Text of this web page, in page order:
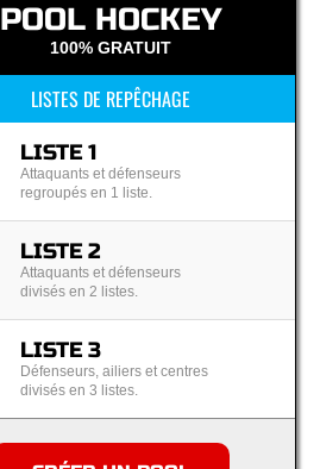
POOL HOCKEY
100% GRATUIT
LISTES DE REPÊCHAGE
LISTE 1
Attaquants et défenseurs
regroupés en 1 liste.
LISTE 2
Attaquants et défenseurs
divisés en 2 listes.
LISTE 3
Défenseurs, ailiers et centres
divisés en 3 listes.